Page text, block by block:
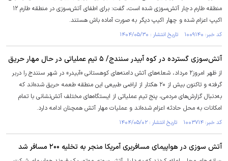
منطقه طارم دچار آتش‌سوزی شده است، گفت: برای اطفای آتش‌سوزی در منطقه طارم ۱۲
اکیپ اعزام شده و چهار اکیپ دیگر به صورت آماده باش هستند.
کد خبر: ۱۰۰۹۱۴۰ تاریخ انتشار : ۱۴۰۴/۰۵/۳۰
آتش‌سوزی گسترده در کوه آبیدر سنندج/ ۵ تیم عملیاتی در حال مهار حریق
از ظهر امروز۲ مرداد، شعله‌های آتش دامنه‌های کوهستانی «آبیدر» در شهر سنندج را دربر
گرفته و تاکنون بیش از ۲۰ هکتار از اراضی طبیعی این منطقه طعمه حریق شده‌اند که
به‌دنبال گزارش‌های مردمی، پنج تیم عملیاتی از ایستگاه‌های مختلف آتش‌نشانی با تمام
امکانات به محل حادثه اعزام شده‌اند و عملیات مهار آتش همچنان ادامه دارد.
کد خبر: ۱۰۰۳۷۱۴ تاریخ انتشار : ۱۴۰۴/۰۵/۰۲
آتش سوزی در هواپیمای مسافربری آمریکا منجر به تخلیه ۲۰۰ مسافر شد